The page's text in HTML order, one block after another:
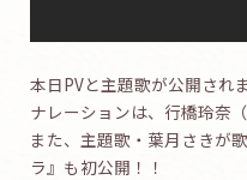
本日PVと主題歌が公開され
ナレーションは、行橋玲奈
また、主題歌・葉月さきが
ラ』も初公開！！